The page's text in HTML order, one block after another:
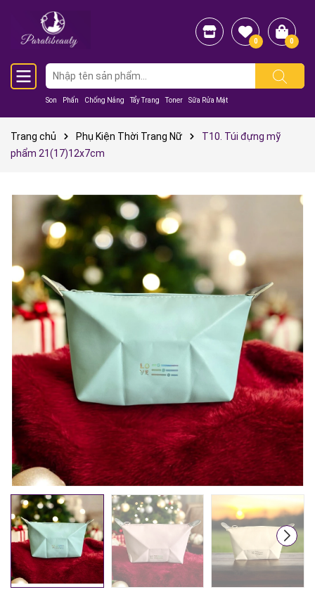
Son Phấn Chống Nắng Tẩy Trang Toner Sữa Rửa Mặt
0 0
Trang chủ Phụ Kiện Thời Trang Nữ
T10. Túi đựng mỹ
phẩm 21(17)12x7cm
Mã giảm giá:
Ngày hết hạn:
Điều kiện: